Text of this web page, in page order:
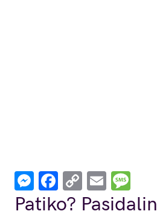
Messenger
Facebook
Copy
Link
Email
Patiko?